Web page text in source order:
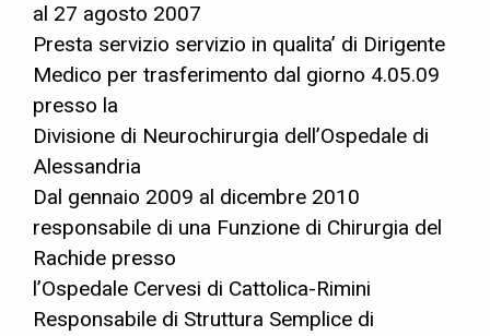
al 27 agosto 2007
Presta servizio servizio in qualita’ di Dirigente
Medico per trasferimento dal giorno 4.05.09
presso la
Divisione di Neurochirurgia dell’Ospedale di
Alessandria
Dal gennaio 2009 al dicembre 2010
responsabile di una Funzione di Chirurgia del
Rachide presso
l’Ospedale Cervesi di Cattolica-Rimini
Responsabile di Struttura Semplice di